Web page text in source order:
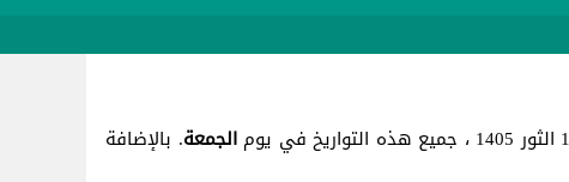
الجمعة. بالإضافة